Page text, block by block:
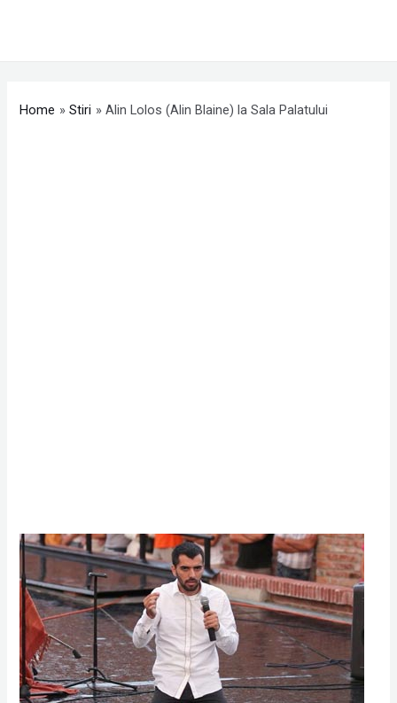
Home Stiri Alin Lolos (Alin Blaine) la Sala Palatului